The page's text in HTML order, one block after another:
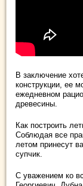
В заключение
конструкции, ее
ежедневном
древесины.
Как построить
Соблюдая все
летом принесут
супчик.
С уважением ко